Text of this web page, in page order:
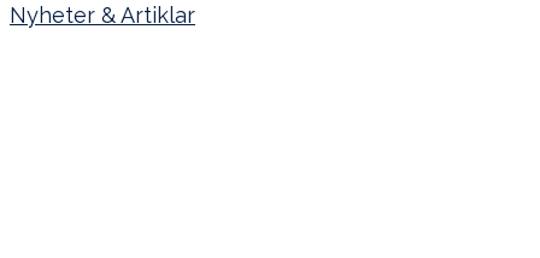
Nyheter & Artiklar